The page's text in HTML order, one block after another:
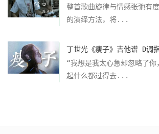
整首歌曲旋律与情感张弛有
的演绎方法，将...
丁世光《瘦子》吉他谱 D调
“我想是我太心急却忽略了
起什么都过得去...